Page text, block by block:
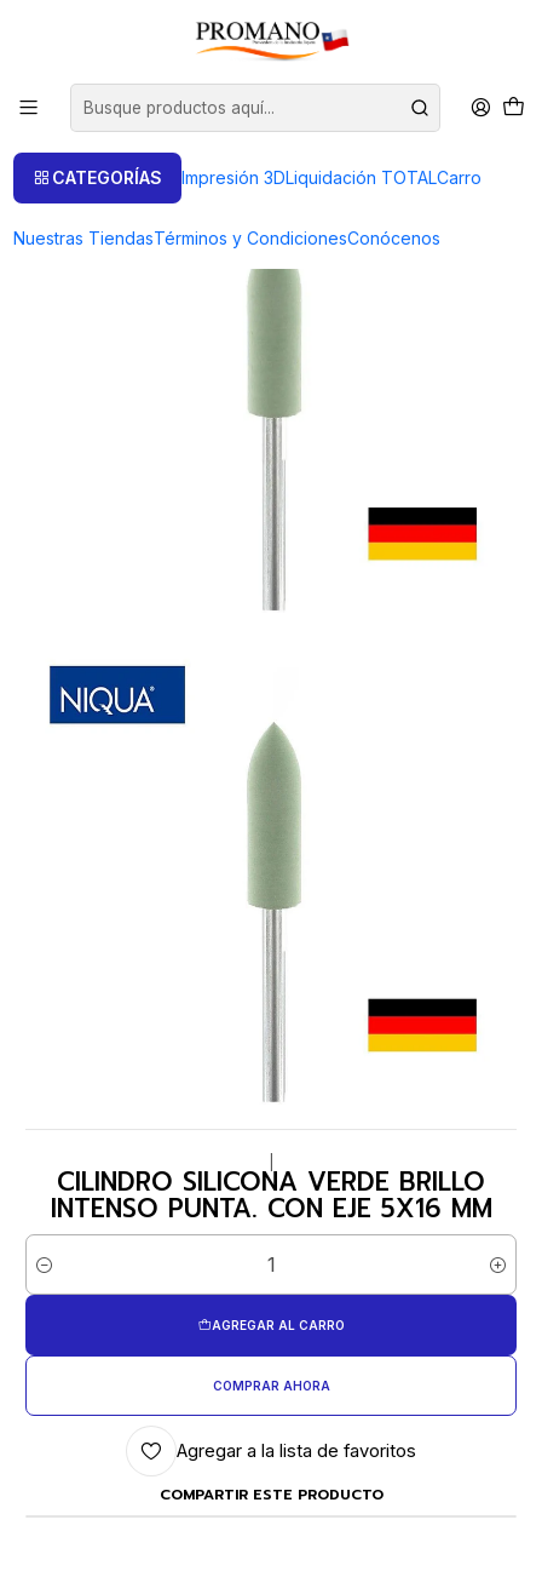
CATEGORÍAS Impresión 3DLiquidación TOTALCarro
Nuestras TiendasTérminos y CondicionesConócenos
Pulido Brillo Cilindros
CILINDRO SILICONA VERDE BRILLO INTENSO PUNTA. CON EJE 5X16
MM
CILINDRO SILICONA VERDE BRILLO
INTENSO PUNTA. CON EJE 5X16 MM
Cantidad
AGREGAR AL CARRO
COMPRAR AHORA
Agregar a la lista de favoritos
COMPARTIR ESTE PRODUCTO